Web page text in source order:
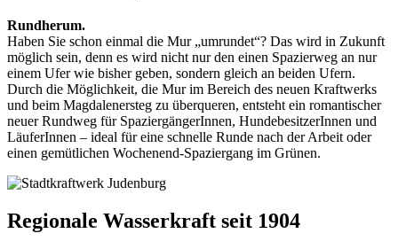
Rundherum.
Haben Sie schon einmal die Mur „umrundet“? Das wird in Zukunft
möglich sein, denn es wird nicht nur den einen Spazierweg an nur
einem Ufer wie bisher geben, sondern gleich an beiden Ufern.
Durch die Möglichkeit, die Mur im Bereich des neuen Kraftwerks
und beim Magdalenersteg zu überqueren, entsteht ein romantischer
neuer Rundweg für SpaziergängerInnen, HundebesitzerInnen und
LäuferInnen – ideal für eine schnelle Runde nach der Arbeit oder
einen gemütlichen Wochenend-Spaziergang im Grünen.
Regionale Wasserkraft seit 1904